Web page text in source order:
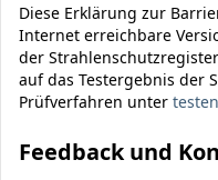
Diese Erklärung zur
Internet erreichbare
der
auf das Testergebnis der
Prüfverfahren unter
Feedback und